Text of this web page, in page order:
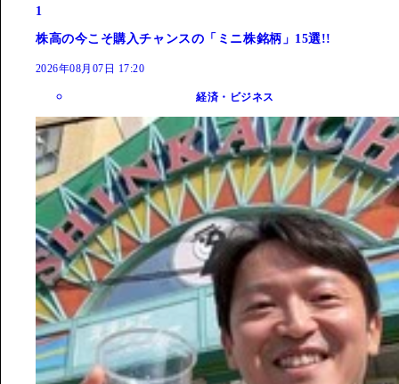
1
株高の今こそ購入チャンスの「ミニ株銘柄」15選!!
2026年08月07日 17:20
経済・ビジネス